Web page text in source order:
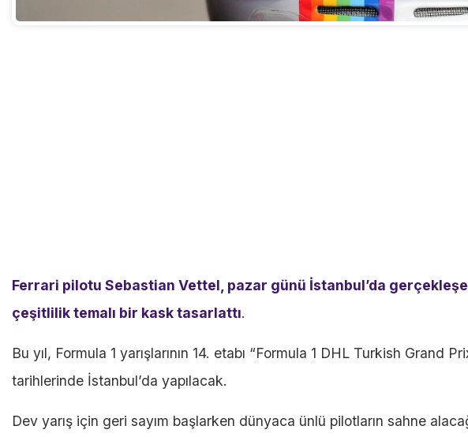
Ferrari pilotu Sebastian Vettel, pazar günü İstanbul’da
çeşitlilik temalı bir kask tasarlattı.
Bu yıl, Formula 1 yarışlarının 14. etabı “Formula 1 DHL Turkish Grand
tarihlerinde İstanbul’da yapılacak.
Dev yarış için geri sayım başlarken dünyaca ünlü pilotların sahne